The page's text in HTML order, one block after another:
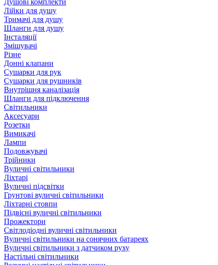
Душові комплекти
Лійки для душу
Тримачі для душу
Шланги для душу
Інсталяції
Змішувачі
Різне
Донні клапани
Сушарки для рук
Сушарки для рушників
Внутрішня каналізація
Шланги для підключення
Світильники
Аксесуари
Розетки
Вимикачі
Лампи
Подовжувачі
Трійники
Вуличні світильники
Ліхтарі
Вуличні підсвітки
Грунтові вуличні світильники
Ліхтарні стовпи
Підвісні вуличні світильники
Прожектори
Світлодіодні вуличні світильники
Вуличні світильники на сонячних батареях
Вуличні світильники з датчиком руху
Настільні світильники